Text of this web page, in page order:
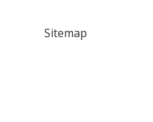
Sitemap